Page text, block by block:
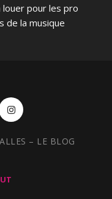
louer pour les pro
de la musique
– LE BLOG